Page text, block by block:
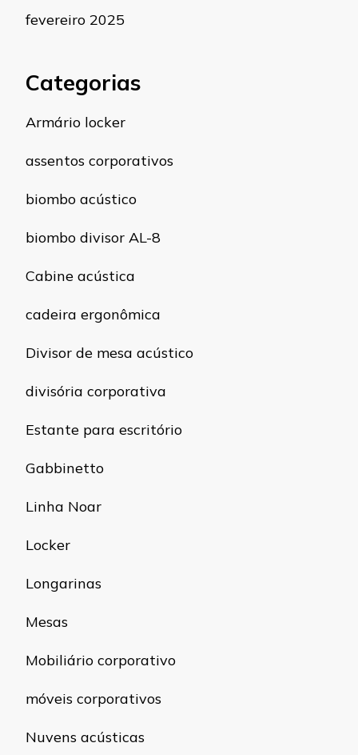
fevereiro 2025
Categorias
Armário locker
assentos corporativos
biombo acústico
biombo divisor AL-8
Cabine acústica
cadeira ergonômica
Divisor de mesa acústico
divisória corporativa
Estante para escritório
Gabbinetto
Linha Noar
Locker
Longarinas
Mesas
Mobiliário corporativo
móveis corporativos
Nuvens acústicas